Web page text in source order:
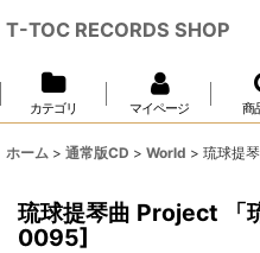
T-TOC RECORDS SHOP
カテゴリ マイページ 商
ホーム > 通常版CD > World > 琉球提
琉球提琴曲 Project 「
0095]